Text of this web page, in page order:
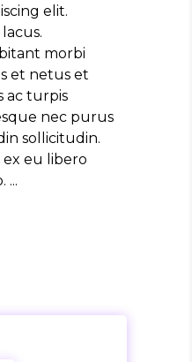
elit.
morbi
et netus et
ac turpis
nec purus
sollicitudin.
eu libero